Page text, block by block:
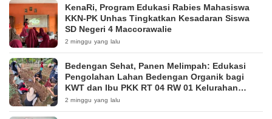
KenaRi, Program Edukasi Rabies Mahasiswa
KKN-PK Unhas Tingkatkan Kesadaran Siswa
SD Negeri 4 Maccorawalie
2 minggu yang lalu
Bedengan Sehat, Panen Melimpah: Edukasi
Pengolahan Lahan Bedengan Organik bagi
KWT dan Ibu PKK RT 04 RW 01 Kelurahan
Pakintelan
2 minggu yang lalu